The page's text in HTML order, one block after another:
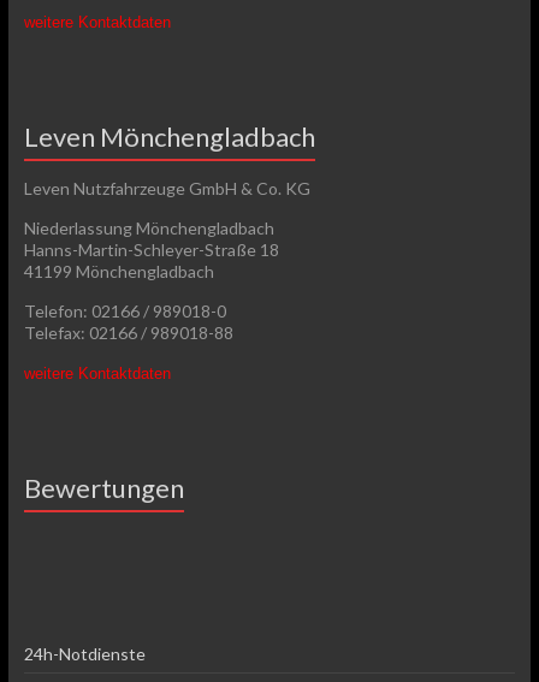
weitere Kontaktdaten
Leven Mönchengladbach
Leven Nutzfahrzeuge GmbH & Co. KG
Niederlassung Mönchengladbach
Hanns-Martin-Schleyer-Straße 18
41199 Mönchengladbach
Telefon: 02166 / 989018-0
Telefax: 02166 / 989018-88
weitere Kontaktdaten
Bewertungen
24h-Notdienste